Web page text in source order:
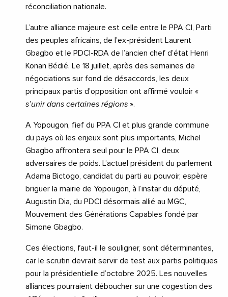
réconciliation nationale.
L’autre alliance majeure est celle entre le PPA CI, Parti
des peuples africains, de l’ex-président Laurent
Gbagbo et le PDCI-RDA de l’ancien chef d’état Henri
Konan Bédié. Le 18 juillet, après des semaines de
négociations sur fond de désaccords, les deux
principaux partis d’opposition ont affirmé vouloir «
s’unir dans certaines régions ».
A Yopougon, fief du PPA CI et plus grande commune
du pays où les enjeux sont plus importants, Michel
Gbagbo affrontera seul pour le PPA CI, deux
adversaires de poids. L’actuel président du parlement
Adama Bictogo, candidat du parti au pouvoir, espère
briguer la mairie de Yopougon, à l’instar du député,
Augustin Dia, du PDCI désormais allié au MGC,
Mouvement des Générations Capables fondé par
Simone Gbagbo.
Ces élections, faut-il le souligner, sont déterminantes,
car le scrutin devrait servir de test aux partis politiques
pour la présidentielle d’octobre 2025. Les nouvelles
alliances pourraient déboucher sur une cogestion des